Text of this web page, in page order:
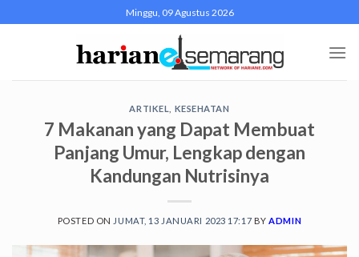
to
Minggu, 09 Agustus 2026
ARTIKEL KESEHATAN
7 Makanan yang Dapat Membuat
Panjang Umur, Lengkap dengan
Kandungan Nutrisinya
POSTED ON JUMAT, 13 JANUARI 2023 17:17 BY ADMIN